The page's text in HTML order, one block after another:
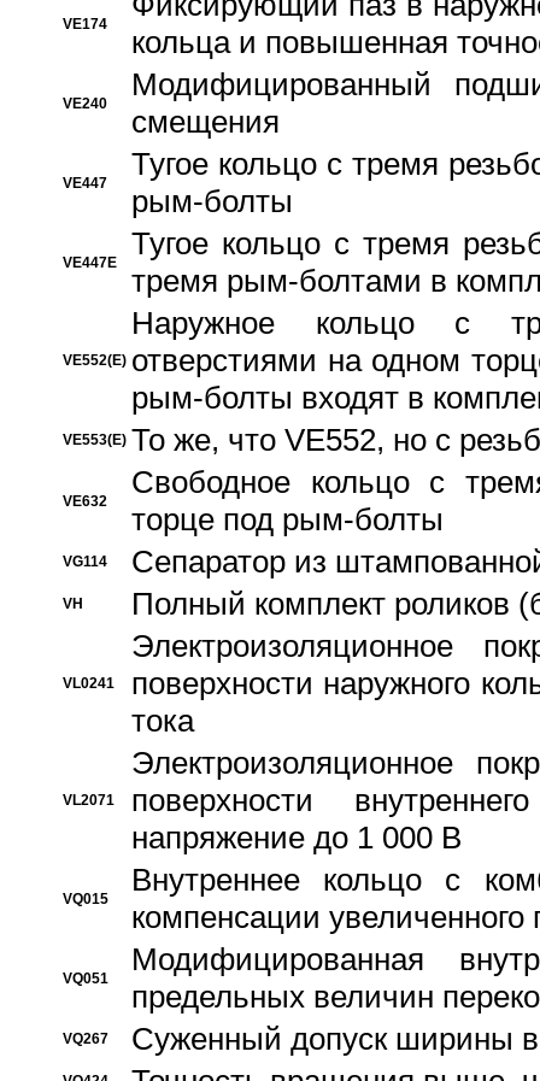
VE174
кольца и повышенная
VE240
Модифицированный
смещения
VE447
Тугое кольцо с тремя
рым-болты
VE447E
Тугое кольцо с тремя
тремя рым-болтами в
VE552(E)
Наружное кольцо с
отверстиями на одном
рым-болты входят в
VE553(E) То же, что VE552, но с
VE632
Свободное кольцо с
торце под рым-болты
VG114 Сепаратор из
VH Полный комплект роликов
VL0241
Электроизоляционное
поверхности наружного
тока
VL2071
Электроизоляционное
поверхности
напряжение до 1 000 В
VQ015
Bнутреннее кольцо с
компенсации увеличенного
VQ051
Модифицированная
предельных величин
VQ267 Суженный допуск ширины